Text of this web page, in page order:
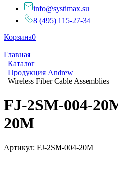
info@systimax.su
8 (495) 115-27-34
Корзина0
Главная
| Каталог
| Продукция Andrew
| Wireless Fiber Cable Assemblies
FJ-2SM-004-
20M
Артикул: FJ-2SM-004-20M